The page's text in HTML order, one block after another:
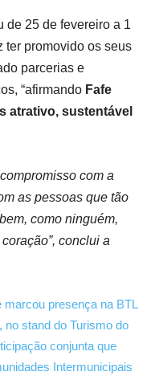
de 25 de fevereiro a 1
ter promovido os seus
parcerias e
“afirmando Fafe
atrativo, sustentável
com a
as pessoas que tão
como ninguém,
conclui a
marcou presença na BTL
no stand do Turismo do
conjunta que
Intermunicipais